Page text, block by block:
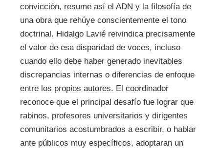
convicción, resume así el ADN y la filosofía de
una obra que rehúye conscientemente el tono
doctrinal. Hidalgo Lavié reivindica precisamente
el valor de esa disparidad de voces, incluso
cuando ello debe haber generado inevitables
discrepancias internas o diferencias de enfoque
entre los propios autores. El coordinador
reconoce que el principal desafío fue lograr que
rabinos, profesores universitarios y dirigentes
comunitarios acostumbrados a escribir, o hablar
ante públicos muy específicos, adoptaran un